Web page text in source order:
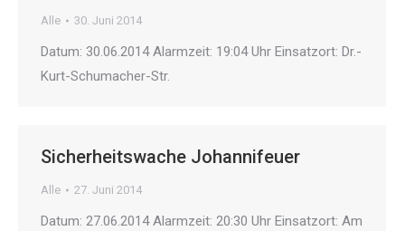
Alle 30. Juni 2014
Datum: 30.06.2014 Alarmzeit: 19:04 Uhr Einsatzort: Dr.-
Kurt-Schumacher-Str.
Sicherheitswache Johannifeuer
Alle 27. Juni 2014
Datum: 27.06.2014 Alarmzeit: 20:30 Uhr Einsatzort: Am